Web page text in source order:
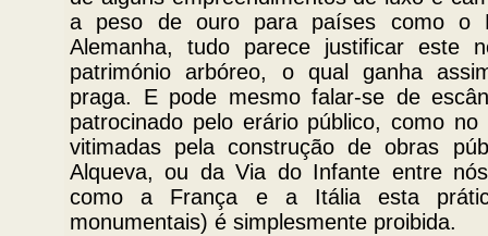
a peso de ouro para países como o
Alemanha, tudo parece justificar este
património arbóreo, o qual ganha
praga. E pode mesmo falar-se de
patrocinado pelo erário público, como
vitimadas pela construção de obras
Alqueva, ou da Via do Infante entre
como a França e a Itália esta
monumentais) é simplesmente proibida.